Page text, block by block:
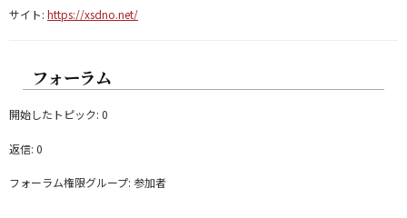
サイト: https://xsdno.net/
フォーラム
開始したトピック: 0
返信: 0
フォーラム権限グループ: 参加者